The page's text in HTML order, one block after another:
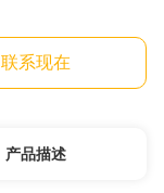
联系现在
产品描述